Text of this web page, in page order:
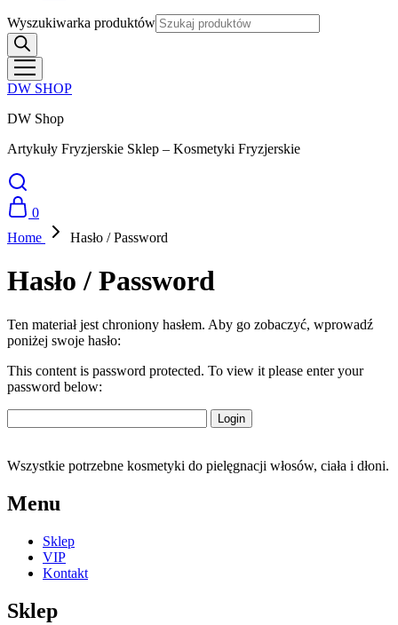
Wyszukiwarka produktów
DW SHOP
DW Shop
Artykuły Fryzjerskie Sklep – Kosmetyki Fryzjerskie
0
Home
Hasło / Password
Hasło / Password
Ten materiał jest chroniony hasłem. Aby go zobaczyć, wprowadź
poniżej swoje hasło:
This content is password protected. To view it please enter your
password below:
Wszystkie potrzebne kosmetyki do pielęgnacji włosów, ciała i dłoni.
Menu
Sklep
VIP
Kontakt
Sklep